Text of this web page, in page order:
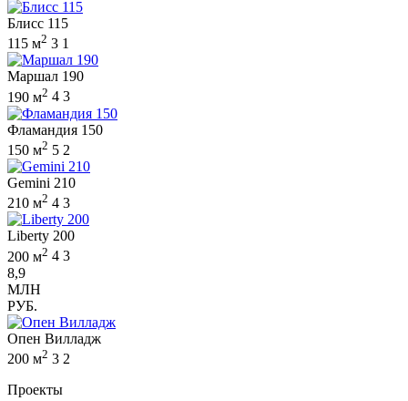
Блисс 115
115 м2 3 1
Маршал 190
190 м2 4 3
Фламандия 150
150 м2 5 2
Gemini 210
210 м2 4 3
Liberty 200
200 м2 4 3
8,9
МЛН
РУБ.
Опен Вилладж
200 м2 3 2
Проекты